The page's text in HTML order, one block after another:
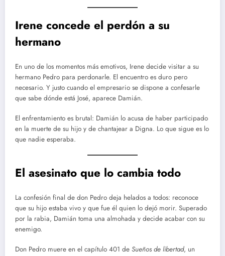
Irene concede el perdón a su
hermano
En uno de los momentos más emotivos, Irene decide visitar a su
hermano Pedro para perdonarle. El encuentro es duro pero
necesario. Y justo cuando el empresario se dispone a confesarle
que sabe dónde está José, aparece Damián.
El enfrentamiento es brutal: Damián lo acusa de haber participado
en la muerte de su hijo y de chantajear a Digna. Lo que sigue es lo
que nadie esperaba.
El asesinato que lo cambia todo
La confesión final de don Pedro deja helados a todos: reconoce
que su hijo estaba vivo y que fue él quien lo dejó morir. Superado
por la rabia, Damián toma una almohada y decide acabar con su
enemigo.
Don Pedro muere en el capítulo 401 de Sueños de libertad, un